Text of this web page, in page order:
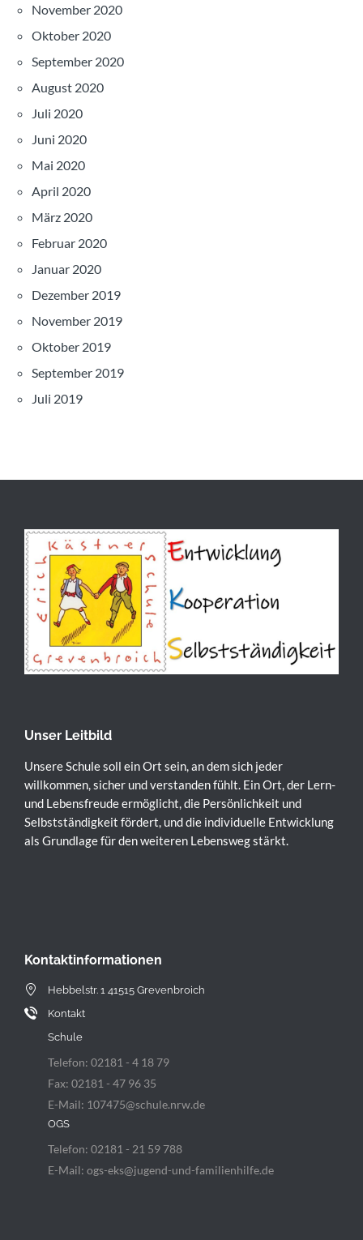
November 2020
Oktober 2020
September 2020
August 2020
Juli 2020
Juni 2020
Mai 2020
April 2020
März 2020
Februar 2020
Januar 2020
Dezember 2019
November 2019
Oktober 2019
September 2019
Juli 2019
Unser Leitbild
Unsere Schule soll ein Ort sein, an dem sich jeder
willkommen, sicher und verstanden fühlt. Ein Ort, der Lern-
und Lebensfreude ermöglicht, die Persönlichkeit und
Selbstständigkeit fördert, und die individuelle Entwicklung
als Grundlage für den weiteren Lebensweg stärkt.
Kontaktinformationen
Hebbelstr. 1 41515 Grevenbroich
Kontakt
Schule
Telefon: 02181 - 4 18 79
Fax: 02181 - 47 96 35
E-Mail: 107475@schule.nrw.de
OGS
Telefon: 02181 - 21 59 788
E-Mail: ogs-eks@jugend-und-familienhilfe.de